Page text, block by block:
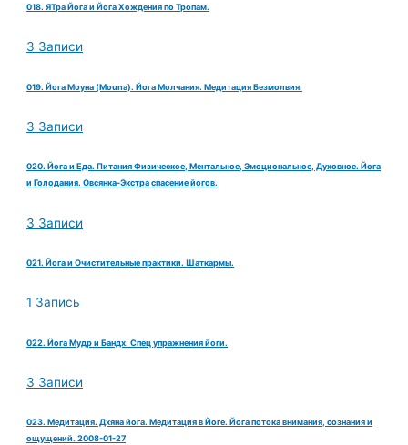
018. ЯТра Йога и Йога Хождения по Тропам.
3 Записи
019. Йога Моуна (Mouna). Йога Молчания. Медитация Безмолвия.
3 Записи
020. Йога и Еда. Питания Физическое, Ментальное, Эмоциональное, Духовное. Йога
и Голодания. Овсянка-Экстра спасение йогов.
3 Записи
021. Йога и Очистительные практики. Шаткармы.
1 Запись
022. Йога Мудр и Бандх. Спец упражнения йоги.
3 Записи
023. Медитация. Дхяна йога. Медитация в Йоге. Йога потока внимания, сознания и
ощущений. 2008-01-27